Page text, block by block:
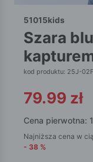
51015kids
szara bluza chłopięca z
kod produktu: 25J-
79.99 zł
Cena pierwotna:
Najniższa cena w
- 38 %